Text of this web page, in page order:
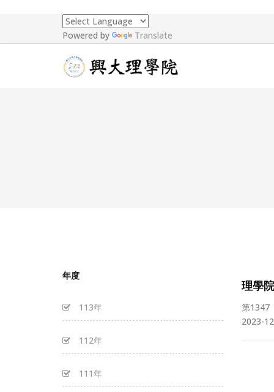
Powered by Translate
理學
第1347
2023-
年度
113年
112年
111年